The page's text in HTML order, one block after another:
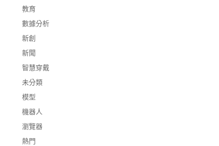
教育
數據分析
新創
新聞
智慧穿戴
未分類
模型
機器人
瀏覽器
熱門